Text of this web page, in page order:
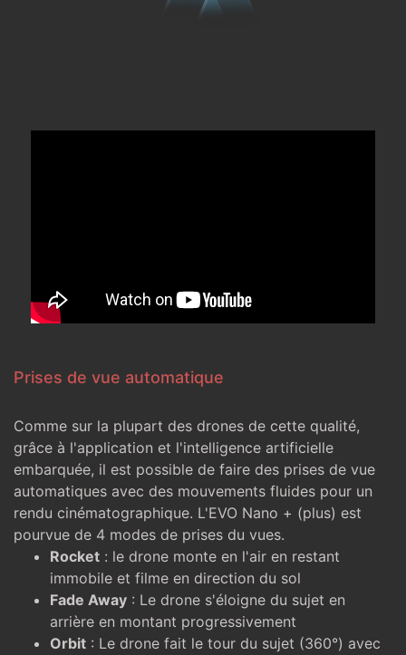
Prises de vue automatique
Comme sur la plupart des drones de cette qualité,
grâce à l'application et l'intelligence artificielle
embarquée, il est possible de faire des prises de vue
automatiques avec des mouvements fluides pour un
rendu cinématographique. L'EVO Nano + (plus) est
pourvue de 4 modes de prises du vues.
Rocket : le drone monte en l'air en restant
immobile et filme en direction du sol
Fade Away : Le drone s'éloigne du sujet en
arrière en montant progressivement
Orbit : Le drone fait le tour du sujet (360°) avec